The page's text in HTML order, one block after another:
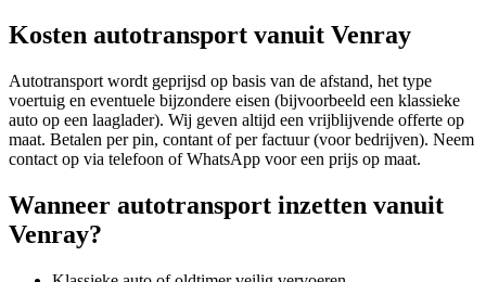
Kosten autotransport vanuit Venray
Autotransport wordt geprijsd op basis van de afstand, het type
voertuig en eventuele bijzondere eisen (bijvoorbeeld een klassieke
auto op een laaglader). Wij geven altijd een vrijblijvende offerte op
maat. Betalen per pin, contant of per factuur (voor bedrijven). Neem
contact op via telefoon of WhatsApp voor een prijs op maat.
Wanneer autotransport inzetten vanuit
Venray?